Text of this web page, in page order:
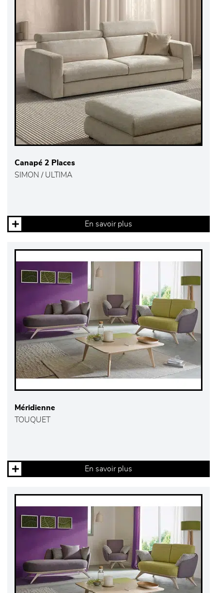
Canapé 2 Places
SIMON / ULTIMA
En savoir plus
Méridienne
TOUQUET
En savoir plus